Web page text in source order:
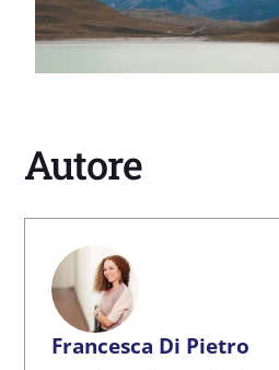
Autore
Francesca Di Pietro